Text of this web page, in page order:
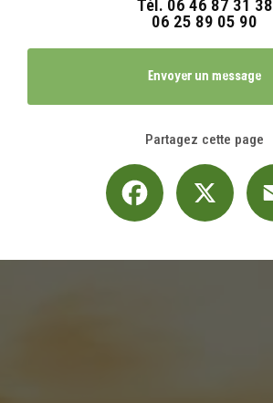
Tél. 06 46 87 31 38
06 25 89 05 90
Envoyer un message
Partagez cette page
Facebook